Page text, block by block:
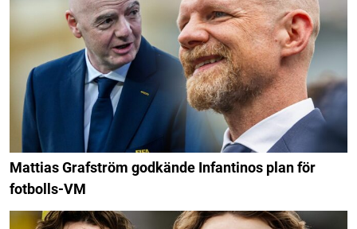
Mattias Grafström godkände Infantinos plan för
fotbolls-VM